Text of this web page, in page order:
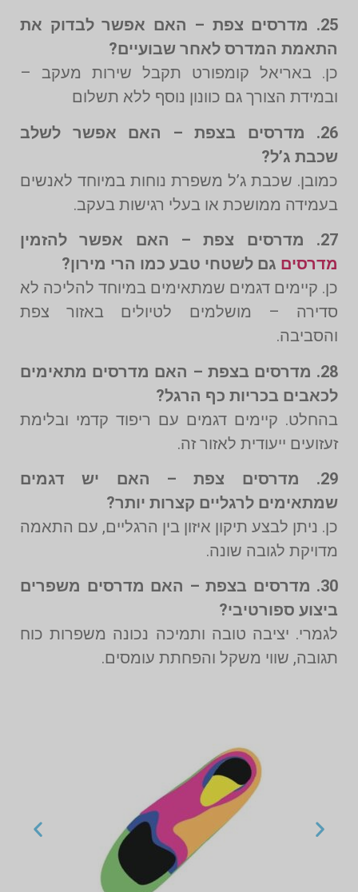
25. מדרסים צפת – האם אפשר לבדוק את
התאמת המדרס לאחר שבועיים?
כן. באריאל קומפורט תקבל שירות מעקב –
ובמידת הצורך גם כוונון נוסף ללא תשלום
26. מדרסים בצפת – האם אפשר לשלב
שכבת ג’ל?
כמובן. שכבת ג’ל משפרת נוחות במיוחד לאנשים
בעמידה ממושכת או בעלי רגישות בעקב.
27. מדרסים צפת – האם אפשר להזמין
מדרסים גם לשטחי טבע כמו הרי מירון?
כן. קיימים דגמים שמתאימים במיוחד להליכה לא
סדירה – מושלמים לטיולים באזור צפת
והסביבה.
28. מדרסים בצפת – האם מדרסים מתאימים
לכאבים בכריות כף הרגל?
בהחלט. קיימים דגמים עם ריפוד קדמי ובלימת
זעזועים ייעודית לאזור זה.
29. מדרסים צפת – האם יש דגמים
שמתאימים לרגליים קצרות יותר?
כן. ניתן לבצע תיקון איזון בין הרגליים, עם התאמה
מדויקת לגובה שונה.
30. מדרסים בצפת – האם מדרסים משפרים
ביצוע ספורטיבי?
לגמרי. יציבה טובה ותמיכה נכונה משפרות כוח
תגובה, שווי משקל והפחתת עומסים.